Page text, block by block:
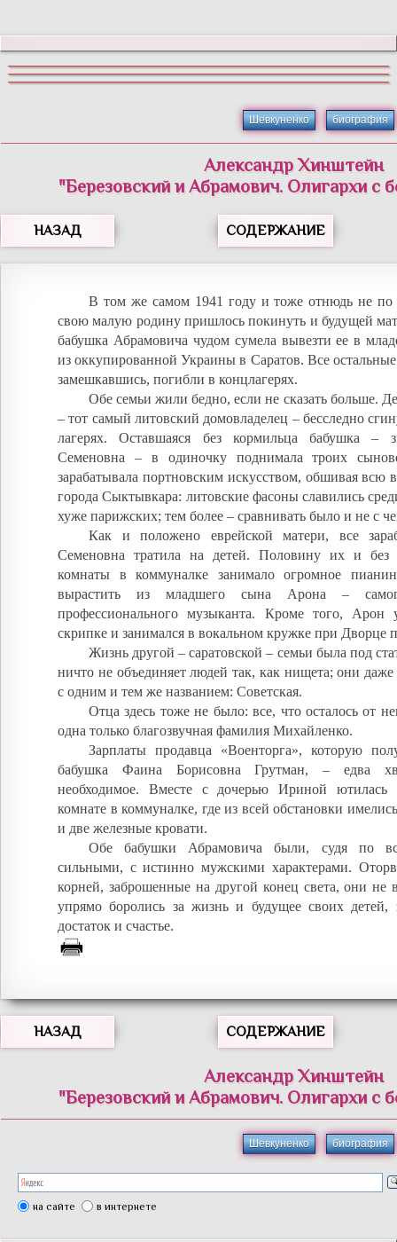
Шевкуненко биография
Александр Хинштейн
"Березовский и Абрамович. Олигархи с
НАЗАД СОДЕРЖАНИЕ
В том же самом 1941 году и тоже отнюдь не по
свою малую родину пришлось покинуть и будущей
бабушка Абрамовича чудом сумела вывезти ее в
из оккупированной Украины в Саратов. Все
замешкавшись, погибли в концлагерях.
Обе семьи жили бедно, если не сказать больше.
– тот самый литовский домовладелец – бесследно
лагерях. Оставшаяся без кормильца бабушка –
Семеновна – в одиночку поднимала троих
зарабатывала портновским искусством, обшивая всю
города Сыктывкара: литовские фасоны славились
хуже парижских; тем более – сравнивать было и не с
Как и положено еврейской матери, все
Семеновна тратила на детей. Половину их и без
комнаты в коммуналке занимало огромное
вырастить из младшего сына Арона –
профессионального музыканта. Кроме того, Арон
скрипке и занимался в вокальном кружке при Дворце
Жизнь другой – саратовской – семьи была под
ничто не объединяет людей так, как нищета; они
с одним и тем же названием: Советская.
Отца здесь тоже не было: все, что осталось от
одна только благозвучная фамилия Михайленко.
Зарплаты продавца «Военторга», которую
бабушка Фаина Борисовна Грутман, – едва
необходимое. Вместе с дочерью Ириной ютилась
комнате в коммуналке, где из всей обстановки
и две железные кровати.
Обе бабушки Абрамовича были, судя по
сильными, с истинно мужскими характерами.
корней, заброшенные на другой конец света, они не
упрямо боролись за жизнь и будущее своих детей,
достаток и счастье.
НАЗАД СОДЕРЖАНИЕ
Александр Хинштейн
"Березовский и Абрамович. Олигархи с
Шевкуненко биография
на сайте в интернете